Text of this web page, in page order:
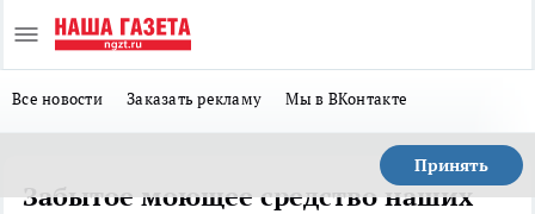
Все новости Заказать рекламу Мы в ВКонтакте
Принять
Забытое моющее средство наших